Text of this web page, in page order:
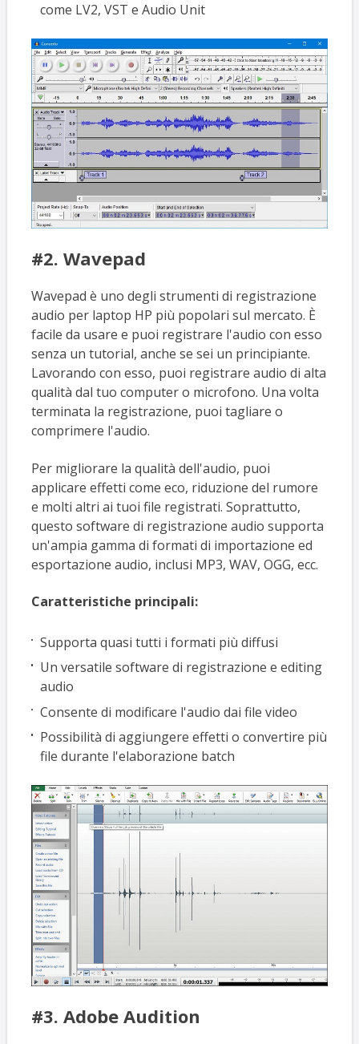
come LV2, VST e Audio Unit
#2. Wavepad
Wavepad è uno degli strumenti di registrazione
audio per laptop HP più popolari sul mercato. È
facile da usare e puoi registrare l'audio con esso
senza un tutorial, anche se sei un principiante.
Lavorando con esso, puoi registrare audio di alta
qualità dal tuo computer o microfono. Una volta
terminata la registrazione, puoi tagliare o
comprimere l'audio.
Per migliorare la qualità dell'audio, puoi
applicare effetti come eco, riduzione del rumore
e molti altri ai tuoi file registrati. Soprattutto,
questo software di registrazione audio supporta
un'ampia gamma di formati di importazione ed
esportazione audio, inclusi MP3, WAV, OGG, ecc.
Caratteristiche principali:
Supporta quasi tutti i formati più diffusi
Un versatile software di registrazione e editing
audio
Consente di modificare l'audio dai file video
Possibilità di aggiungere effetti o convertire più
file durante l'elaborazione batch
#3. Adobe Audition